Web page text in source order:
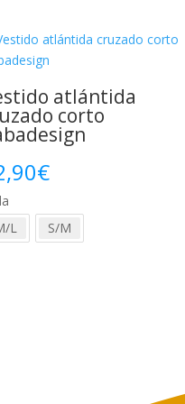
39,90€.32,00€.
atlántida
corto
€
L
S/M